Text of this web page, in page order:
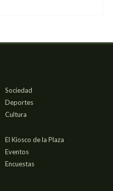
Sociedad
Deportes
Cultura
El Kiosco de la Plaza
Eventos
Encuestas